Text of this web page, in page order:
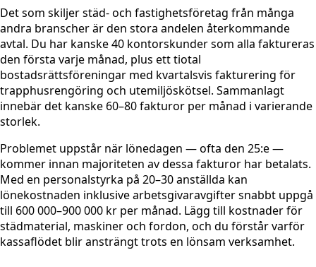
Det som skiljer städ- och fastighetsföretag från många
andra branscher är den stora andelen återkommande
avtal. Du har kanske 40 kontorskunder som alla faktureras
den första varje månad, plus ett tiotal
bostadsrättsföreningar med kvartalsvis fakturering för
trapphusrengöring och utemiljöskötsel. Sammanlagt
innebär det kanske 60–80 fakturor per månad i varierande
storlek.
Problemet uppstår när lönedagen — ofta den 25:e —
kommer innan majoriteten av dessa fakturor har betalats.
Med en personalstyrka på 20–30 anställda kan
lönekostnaden inklusive arbetsgivaravgifter snabbt uppgå
till 600 000–900 000 kr per månad. Lägg till kostnader för
städmaterial, maskiner och fordon, och du förstår varför
kassaflödet blir ansträngt trots en lönsam verksamhet.